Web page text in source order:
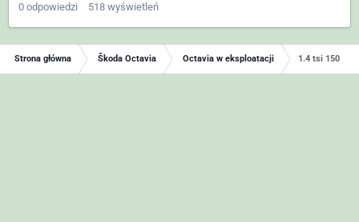
0 odpowiedzi 518 wyświetleń
Strona główna Škoda Octavia Octavia w eksploatacji 1.4 tsi 150 km